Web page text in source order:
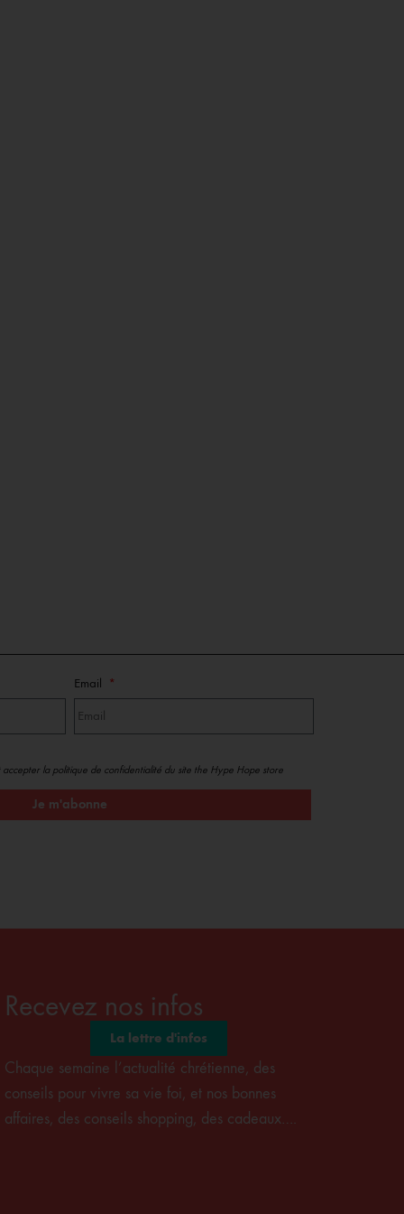
Email
la politique de confidentialité du site the Hype Hope store
Je m'abonne
Recevez nos infos
La lettre d'infos
Chaque semaine l’actualité chrétienne, des
conseils pour vivre sa vie foi, et nos bonnes
affaires, des conseils shopping, des cadeaux….